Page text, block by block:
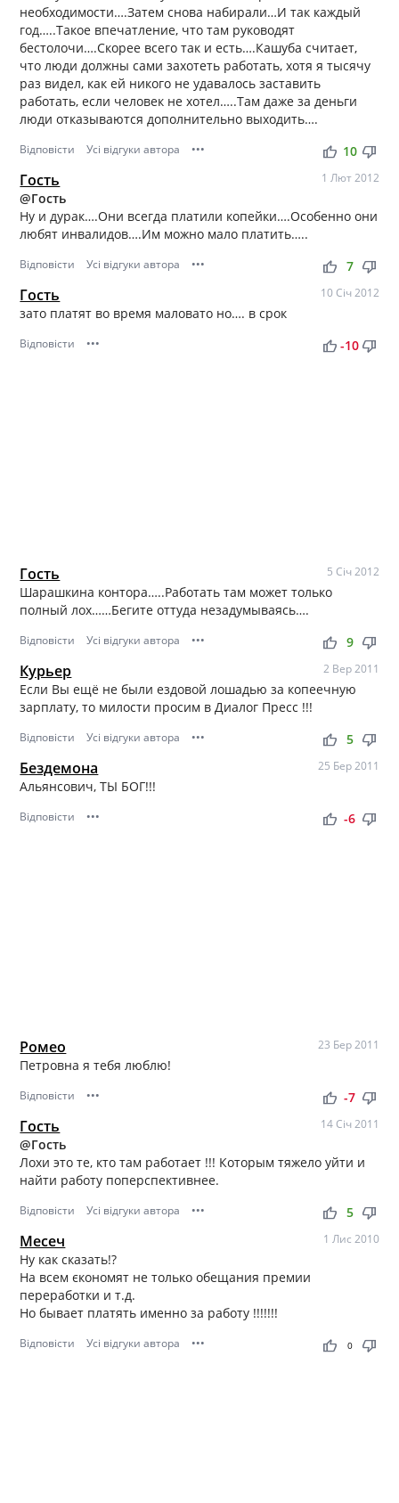
необходимости….Затем снова набирали…И так каждый
год…..Такое впечатление, что там руководят
бестолочи….Скорее всего так и есть….Кашуба считает,
что люди должны сами захотеть работать, хотя я тысячу
раз видел, как ей никого не удавалось заставить
работать, если человек не хотел…..Там даже за деньги
люди отказываются дополнительно выходить….
Відповісти Усі відгуки автора ••• thumb_up thumb_down
10
Гость 1 Лют 2012
@Гость
Ну и дурак….Они всегда платили копейки….Особенно они
любят инвалидов….Им можно мало платить…..
Відповісти Усі відгуки автора ••• thumb_up thumb_down
7
Гость 10 Січ 2012
зато платят во время маловато но…. в срок
Відповісти ••• thumb_up thumb_down
-10
Гость 5 Січ 2012
Шарашкина контора…..Работать там может только
полный лох……Бегите оттуда незадумываясь….
Відповісти Усі відгуки автора ••• thumb_up thumb_down
9
Курьер 2 Вер 2011
Если Вы ещё не были ездовой лошадью за копеечную
зарплату, то милости просим в Диалог Пресс !!!
Відповісти Усі відгуки автора ••• thumb_up thumb_down
5
Бездемона 25 Бер 2011
Альянсович, ТЫ БОГ!!!
Відповісти ••• thumb_up thumb_down
-6
Ромео 23 Бер 2011
Петровна я тебя люблю!
Відповісти ••• thumb_up thumb_down
-7
Гость 14 Січ 2011
@Гость
Лохи это те, кто там работает !!! Которым тяжело уйти и
найти работу поперспективнее.
Відповісти Усі відгуки автора ••• thumb_up thumb_down
5
Месеч 1 Лис 2010
Ну как сказать!?
На всем єкономят не только обещания премии
переработки и т.д.
Но бывает платять именно за работу !!!!!!!
Відповісти Усі відгуки автора ••• thumb_up thumb_down
0